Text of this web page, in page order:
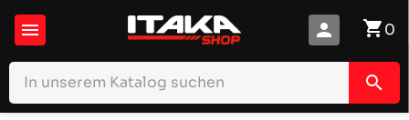
 shopping_cart0
person
search